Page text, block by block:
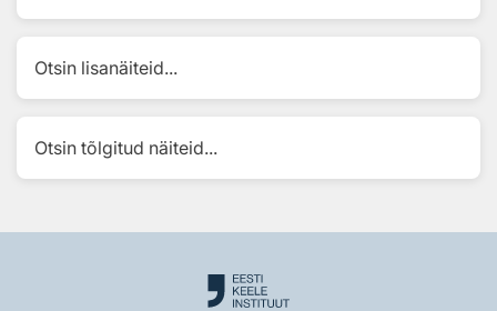
Otsin lisanäiteid...
Otsin tõlgitud näiteid...